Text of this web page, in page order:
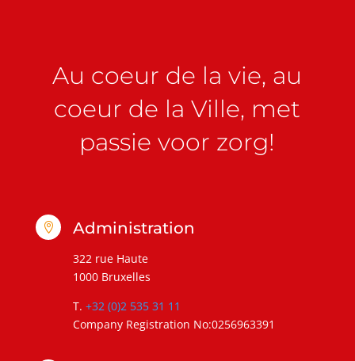
Au coeur de la vie, au
coeur de la Ville, met
passie voor zorg!
 Administration
322 rue Haute
1000 Bruxelles
T. +32 (0)2 535 31 11
Company Registration No:0256963391